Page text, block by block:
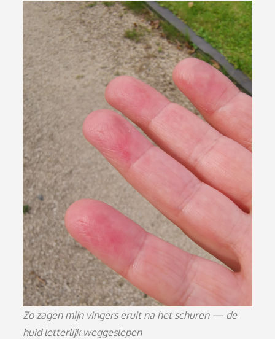
Zo zagen mijn vingers eruit na het schuren — de
huid letterlijk weggeslepen